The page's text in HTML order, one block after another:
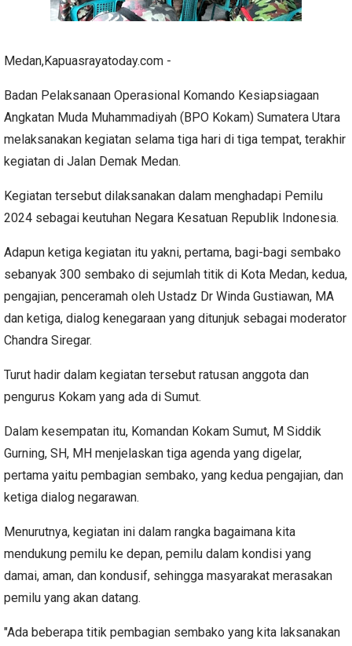
Medan,Kapuasrayatoday.com -
Badan Pelaksanaan Operasional Komando Kesiapsiagaan
Angkatan Muda Muhammadiyah (BPO Kokam) Sumatera Utara
melaksanakan kegiatan selama tiga hari di tiga tempat, terakhir
kegiatan di Jalan Demak Medan.
Kegiatan tersebut dilaksanakan dalam menghadapi Pemilu
2024 sebagai keutuhan Negara Kesatuan Republik Indonesia.
Adapun ketiga kegiatan itu yakni, pertama, bagi-bagi sembako
sebanyak 300 sembako di sejumlah titik di Kota Medan, kedua,
pengajian, penceramah oleh Ustadz Dr Winda Gustiawan, MA
dan ketiga, dialog kenegaraan yang ditunjuk sebagai moderator
Chandra Siregar.
Turut hadir dalam kegiatan tersebut ratusan anggota dan
pengurus Kokam yang ada di Sumut.
Dalam kesempatan itu, Komandan Kokam Sumut, M Siddik
Gurning, SH, MH menjelaskan tiga agenda yang digelar,
pertama yaitu pembagian sembako, yang kedua pengajian, dan
ketiga dialog negarawan.
Menurutnya, kegiatan ini dalam rangka bagaimana kita
mendukung pemilu ke depan, pemilu dalam kondisi yang
damai, aman, dan kondusif, sehingga masyarakat merasakan
pemilu yang akan datang.
"Ada beberapa titik pembagian sembako yang kita laksanakan